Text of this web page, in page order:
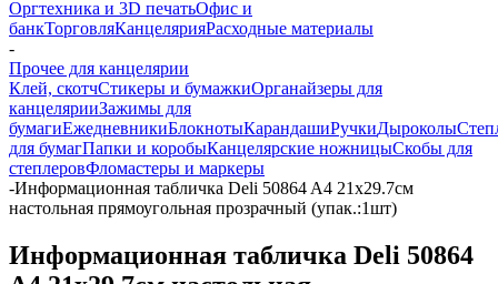
Оргтехника и 3D печатьОфис и
банкТорговляКанцелярияРасходные материалы
-
Прочее для канцелярии
Клей, скотчСтикеры и бумажкиОрганайзеры для
канцелярииЗажимы для
бумагиЕжедневникиБлокнотыКарандашиРучкиДыроколы
для бумагПапки и коробыКанцелярские ножницыСкобы для
степлеровФломастеры и маркеры
-Информационная табличка Deli 50864 A4 21х29.7см
настольная прямоугольная прозрачный (упак.:1шт)
Информационная табличка Deli 50864